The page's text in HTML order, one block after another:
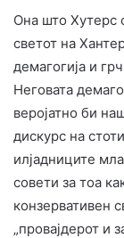
Она што Хутерс
светот на
демагогија и
Неговата
веројатно би
дискурс на
илјадниците
совети за тоа
конзервативен
„провајдерот и